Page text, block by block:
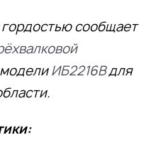
сообщает
ИБ2216Вдля